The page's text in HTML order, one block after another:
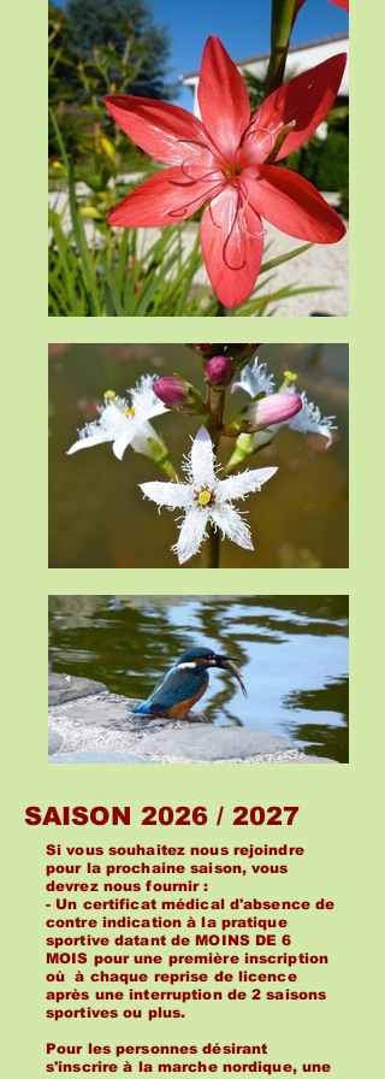
SAISON 2026 / 2027
Si vous souhaitez nous rejoindre
pour la prochaine saison, vous
devrez nous fournir :
- Un certificat médical d'absence de
contre indication à la pratique
sportive datant de MOINS DE 6
MOIS pour une première inscription
où à chaque reprise de licence
après une interruption de 2 saisons
sportives ou plus.
Pour les personnes désirant
s'inscrire à la marche nordique, une